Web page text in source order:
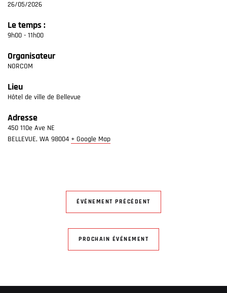
26/05/2026
Le temps :
9h00 - 11h00
Organisateur
NORCOM
Lieu
Hôtel de ville de Bellevue
Adresse
450 110e Ave NE
BELLEVUE, WA 98004 + Google Map
ÉVÉNEMENT PRÉCÉDENT
PROCHAIN ÉVÉNEMENT